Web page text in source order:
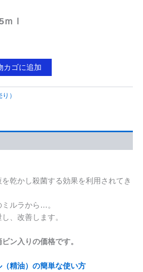
ｌ
カゴに追加
）
乾かし殺菌する効果を利用されてき
ルラから…。
、改善します。
ン入りの価格です。
精油）の簡単な使い方